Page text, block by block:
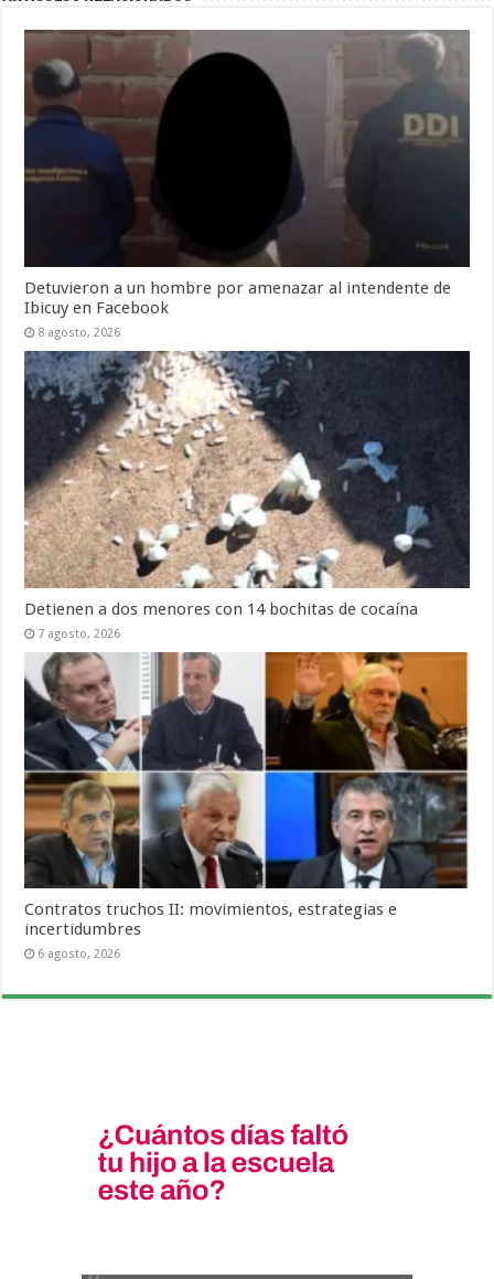
Detuvieron a un hombre por amenazar al intendente de
Ibicuy en Facebook
8 agosto, 2026
Detienen a dos menores con 14 bochitas de cocaína
7 agosto, 2026
Contratos truchos II: movimientos, estrategias e
incertidumbres
6 agosto, 2026